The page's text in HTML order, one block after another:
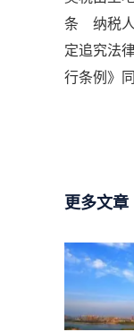
条 纳税人
定追究法
行条例》
更多文章